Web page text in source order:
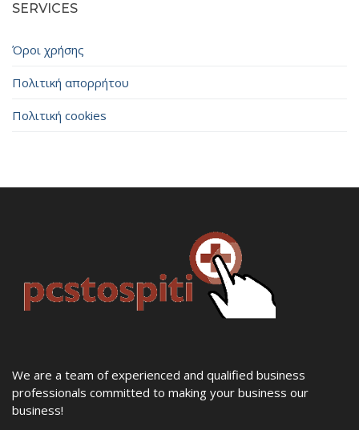
SERVICES
Όροι χρήσης
Πολιτική απορρήτου
Πολιτική cookies
We are a team of experienced and qualified business
professionals committed to making your business our
business!